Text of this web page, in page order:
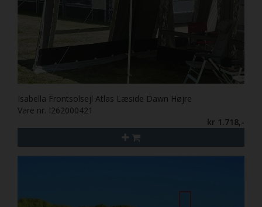
Isabella Frontsolsejl Atlas Læside Dawn Højre
Vare nr. I262000421
kr 1.718,-